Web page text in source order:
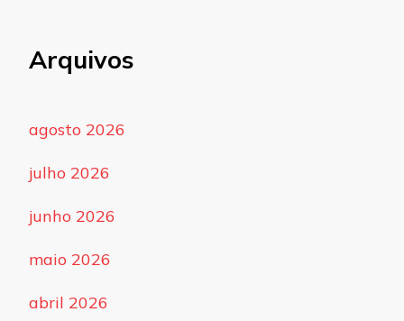
Arquivos
agosto 2026
julho 2026
junho 2026
maio 2026
abril 2026